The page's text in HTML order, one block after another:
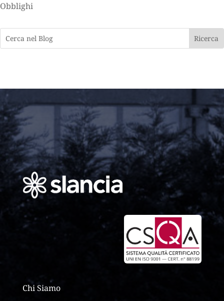
Obblighi
Chi Siamo